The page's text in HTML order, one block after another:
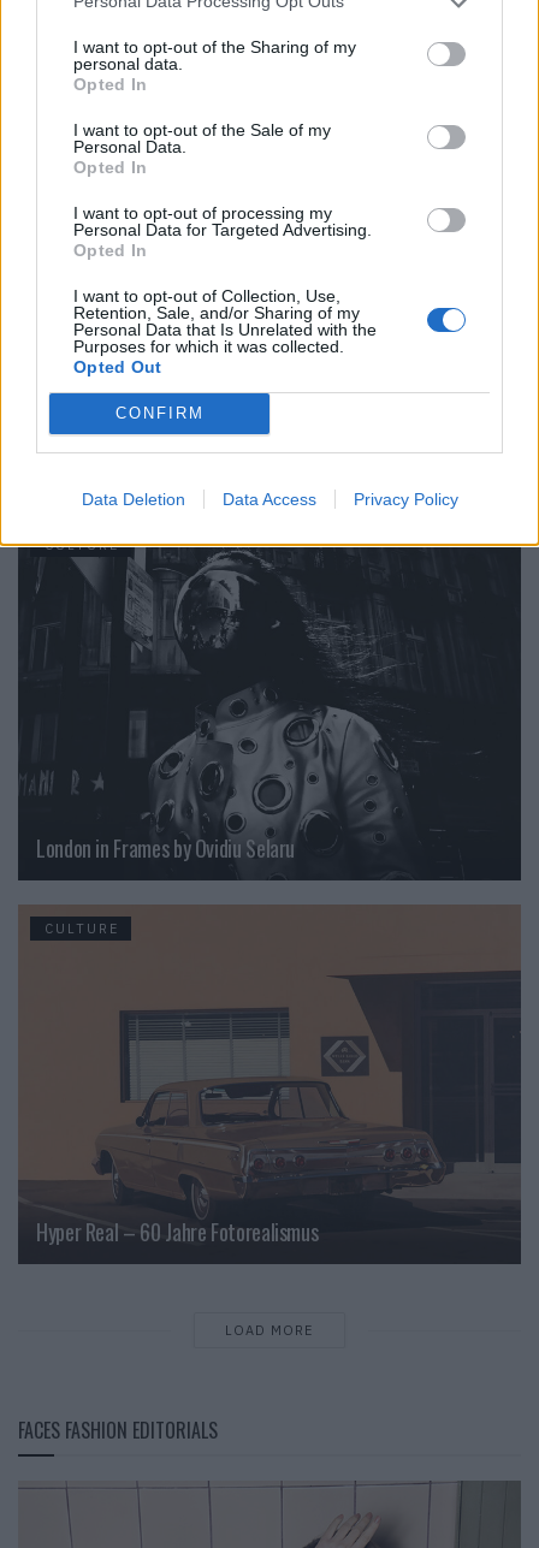
I want to opt-out of the Sharing of my
personal data.
Opted In
I want to opt-out of the Sale of my
Personal Data.
Opted In
I want to opt-out of processing my
Personal Data for Targeted Advertising.
Opted In
I want to opt-out of Collection, Use,
Retention, Sale, and/or Sharing of my
Personal Data that Is Unrelated with the
Purposes for which it was collected.
Opted Out
CONFIRM
Data Deletion Data Access Privacy Policy
The Faces im Juni 2026
CULTURE
CULTURE
London in Frames by Ovidiu Selaru
CULTURE
Hyper Real – 60 Jahre Fotorealismus
LOAD MORE
FACES FASHION EDITORIALS